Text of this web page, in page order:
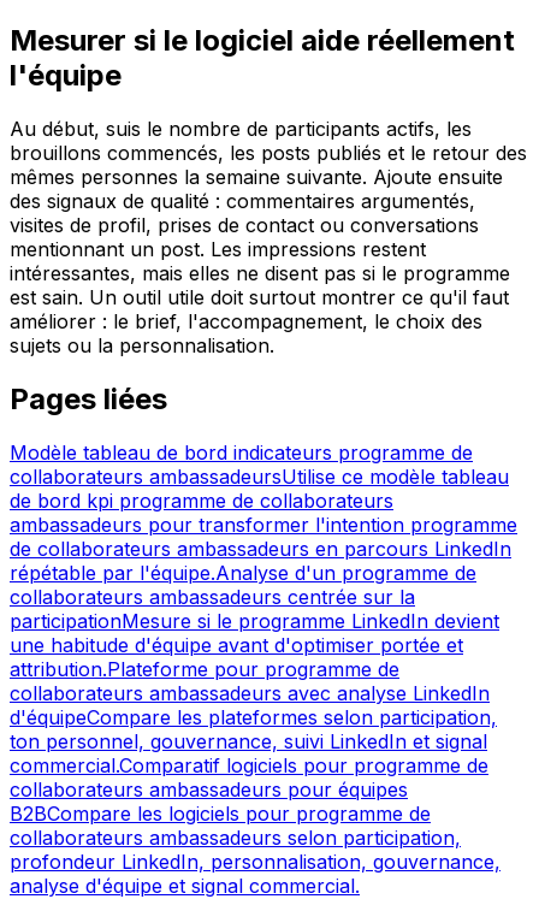
Mesurer si le logiciel aide réellement
l'équipe
Au début, suis le nombre de participants actifs, les
brouillons commencés, les posts publiés et le retour des
mêmes personnes la semaine suivante. Ajoute ensuite
des signaux de qualité : commentaires argumentés,
visites de profil, prises de contact ou conversations
mentionnant un post. Les impressions restent
intéressantes, mais elles ne disent pas si le programme
est sain. Un outil utile doit surtout montrer ce qu'il faut
améliorer : le brief, l'accompagnement, le choix des
sujets ou la personnalisation.
Pages liées
Modèle tableau de bord indicateurs programme de
collaborateurs ambassadeursUtilise ce modèle tableau
de bord kpi programme de collaborateurs
ambassadeurs pour transformer l'intention programme
de collaborateurs ambassadeurs en parcours LinkedIn
répétable par l'équipe.Analyse d'un programme de
collaborateurs ambassadeurs centrée sur la
participationMesure si le programme LinkedIn devient
une habitude d'équipe avant d'optimiser portée et
attribution.Plateforme pour programme de
collaborateurs ambassadeurs avec analyse LinkedIn
d'équipeCompare les plateformes selon participation,
ton personnel, gouvernance, suivi LinkedIn et signal
commercial.Comparatif logiciels pour programme de
collaborateurs ambassadeurs pour équipes
B2BCompare les logiciels pour programme de
collaborateurs ambassadeurs selon participation,
profondeur LinkedIn, personnalisation, gouvernance,
analyse d'équipe et signal commercial.